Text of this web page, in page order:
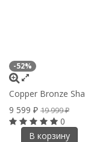
-52%
Copper Bronze
9 599 ₽ 19 999₽
0
В корзину